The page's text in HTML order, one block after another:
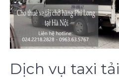
Dịch vụ taxi